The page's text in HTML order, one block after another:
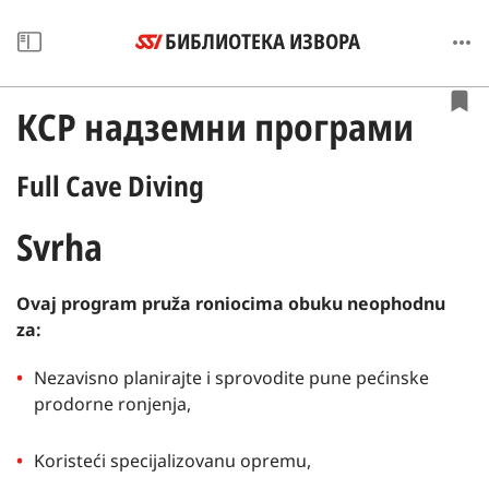
БИБЛИОТЕКА ИЗВОРА
КСР надземни програми
Full Cave Diving
Svrha
Ovaj program pruža roniocima obuku neophodnu
za:
Nezavisno planirajte i sprovodite pune pećinske
prodorne ronjenja,
Koristeći specijalizovanu opremu,